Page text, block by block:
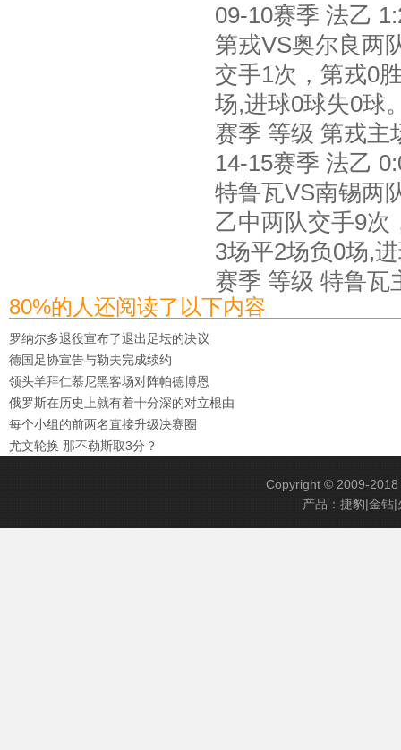
09-10赛季 法乙
第戎VS奥尔良两
交手1次，第戎0
场,进球0球失0球
赛季 等级 第戎主
14-15赛季 法乙
特鲁瓦VS南锡两
乙中两队交手9次
3场平2场负0场,
赛季 等级 特鲁瓦
80%的人还阅读了以下内容
罗纳尔多退役宣布了退出足坛的决议
德国足协宣告与勒夫完成续约
领头羊拜仁慕尼黑客场对阵帕德博恩
俄罗斯在历史上就有着十分深的对立根由
每个小组的前两名直接升级决赛圈
尤文轮换 那不勒斯取3分？
Copyright © 2009-
产品：捷豹|金钻